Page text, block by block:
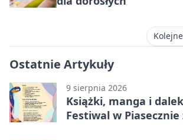
Ostatnie Artykuły
9 sierpnia 2026
Książki, manga i
Festiwal w